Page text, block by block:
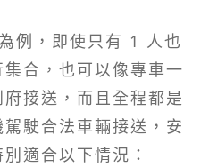
例，即使只有 1 人也
合，也可以像專車一
接送，而且全程都是
駛合法車輛接送，安
適合以下情況：